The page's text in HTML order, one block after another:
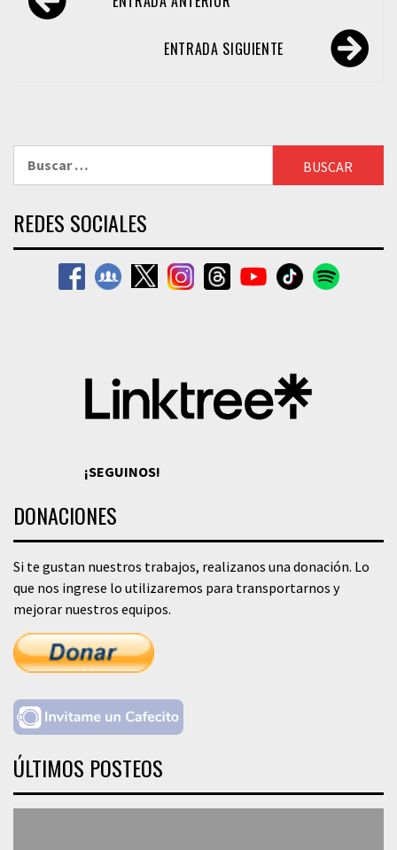
de
ENTRADA SIGUIENTE
REDES SOCIALES
¡SEGUINOS!
DONACIONES
Si te gustan nuestros trabajos, realizanos una donación. Lo
que nos ingrese lo utilizaremos para transportarnos y
mejorar nuestros equipos.
ÚLTIMOS POSTEOS